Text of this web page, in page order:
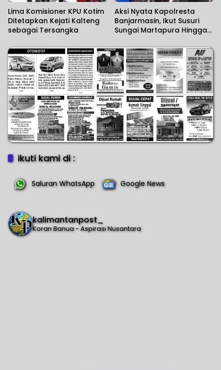
Lima Komisioner KPU Kotim
Ditetapkan Kejati Kalteng
sebagai Tersangka
Aksi Nyata Kapolresta
Banjarmasin, Ikut Susuri
Sungai Martapura Hingga
Ditemukan
ikuti kami di :
Saluran WhatsApp Google News
kalimantanpost_
Koran Banua - Aspirasi Nusantara